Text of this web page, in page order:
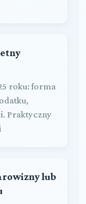
roku: forma
Praktyczny
lub